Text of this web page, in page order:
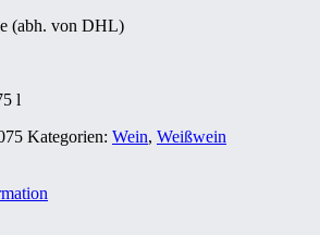
(abh. von DHL)
l
Kategorien: Wein, Weißwein